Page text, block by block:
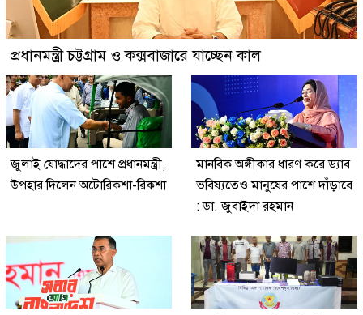
প্রধানমন্ত্রী চট্টগ্রাম ও কক্সবাজারে যাচ্ছেন কাল
জুলাই যোদ্ধাদের পাশে প্রধানমন্ত্রী,
উপহার দিলেন অটোরিকশা-রিকশা
মানবিক অঙ্গীকার ধারণ করে ড্যাব
ভবিষ্যতেও মানুষের পাশে দাঁড়াবে
: ডা. জুবাইদা রহমান